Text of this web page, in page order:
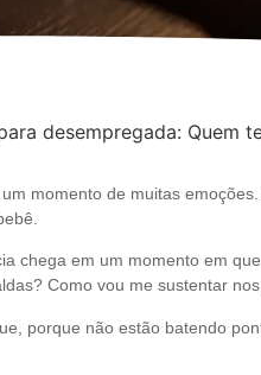
momento de muitas
chega em um momento em
Como vou me sustentar
porque não estão batendo